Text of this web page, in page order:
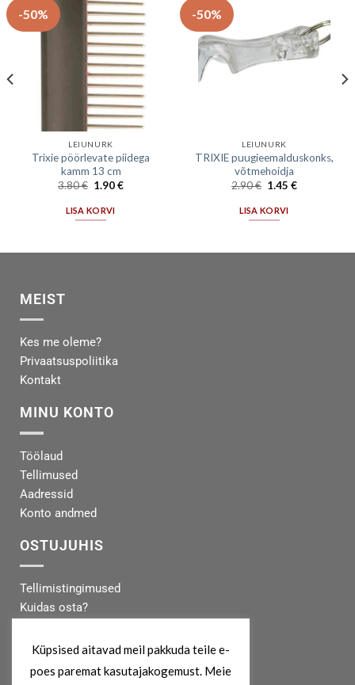
-50%
LEIUNURK
Trixie pöörlevate piidega
kamm 13 cm
3.80€ 1.90€
LISA KORVI
-50%
LEIUNURK
TRIXIE puugieemalduskonks,
võtmehoidja
2.90€ 1.45€
LISA KORVI
MEIST
Kes me oleme?
Privaatsuspoliitika
Kontakt
MINU KONTO
Töölaud
Tellimused
Aadressid
Konto andmed
OSTUJUHIS
Tellimistingimused
Kuidas osta?
Tarneinfo
MEIST
Küpsised aitavad meil pakkuda teile e-
poes paremat kasutajakogemust. Meie